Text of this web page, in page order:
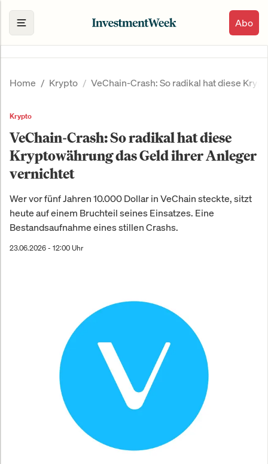
Abo
Home Krypto VeChain-Crash: So radikal hat diese
Krypto
VeChain-Crash: So radikal hat diese
Kryptowährung das Geld ihrer Anleger
vernichtet
Wer vor fünf Jahren 10.000 Dollar in VeChain steckte, sitzt
heute auf einem Bruchteil seines Einsatzes. Eine
Bestandsaufnahme eines stillen Crashs.
23.06.2026 - 12:00 Uhr